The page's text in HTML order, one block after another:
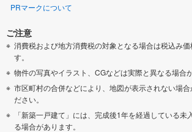
PRマークについて
ご注意
消費税および地方消費税の対象となる場合は税込み価
す。
物件の写真やイラスト、CGなどは実際と異なる場合が
市区町村の合併などにより、地図が表示されない場合
ださい。
「新築一戸建て」には、完成後1年を経過している未
る場合があります。